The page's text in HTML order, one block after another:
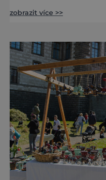
pavilonech a v
pojmenovaných po
autorech a
v roce 2026 se
zobrazit více >>